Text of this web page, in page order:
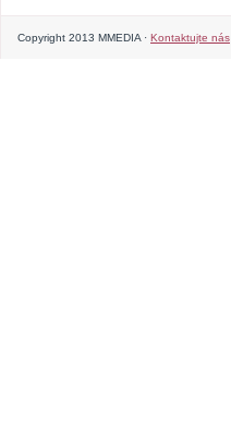
Copyright 2013 MMEDIA · Kontaktujte nás